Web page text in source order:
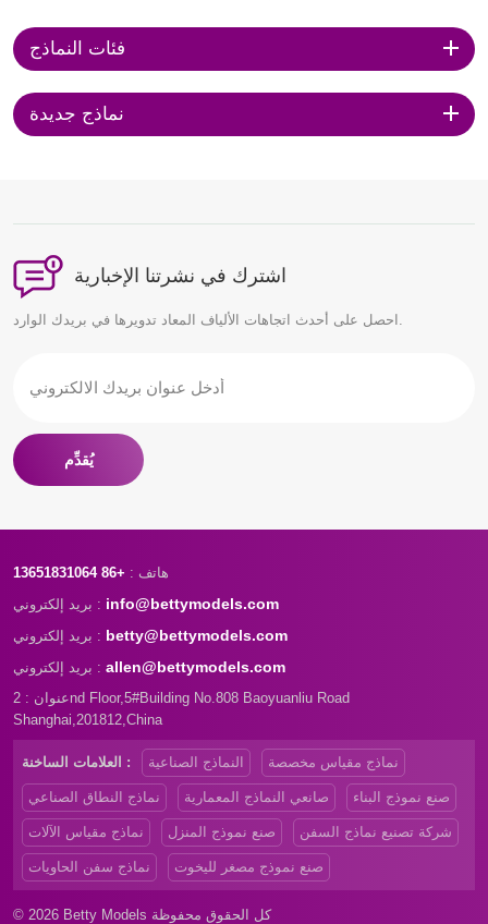
فئات النماذج
نماذج جديدة
اشترك في نشرتنا الإخبارية
يُقدِّم
هاتف : +86 13651831064
بريد إلكتروني : info@bettymodels.com
بريد إلكتروني : betty@bettymodels.com
بريد إلكتروني : allen@bettymodels.com
عنوان : 2nd Floor,5#Building No.808 Baoyuanliu Road
Shanghai,201812,China
العلامات الساخنة : النماذج الصناعية نماذج مقياس مخصصة
نماذج النطاق الصناعي صانعي النماذج المعمارية صنع نموذج البناء
نماذج مقياس الآلات صنع نموذج المنزل شركة تصنيع نماذج السفن
نماذج سفن الحاويات صنع نموذج مصغر لليخوت
© 2026 Betty Models كل الحقوق محفوظة